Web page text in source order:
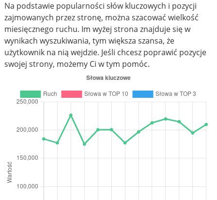
Na podstawie popularności słów kluczowych i pozycji
zajmowanych przez stronę, można szacować wielkość
miesięcznego ruchu. Im wyżej strona znajduje się w
wynikach wyszukiwania, tym większa szansa, że
użytkownik na nią wejdzie. Jeśli chcesz poprawić pozycje
swojej strony, możemy Ci w tym pomóc.